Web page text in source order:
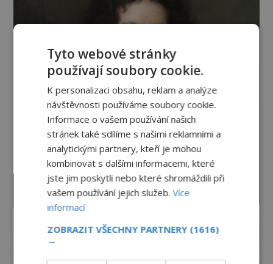
Tyto webové stránky
používají soubory cookie.
K personalizaci obsahu, reklam a analýze
návštěvnosti používáme soubory cookie.
Informace o vašem používání našich
stránek také sdílíme s našimi reklamními a
analytickými partnery, kteří je mohou
kombinovat s dalšími informacemi, které
jste jim poskytli nebo které shromáždili při
vašem používání jejich služeb.Více
informací
ZOBRAZIT VŠECHNY PARTNERY (1616)
→